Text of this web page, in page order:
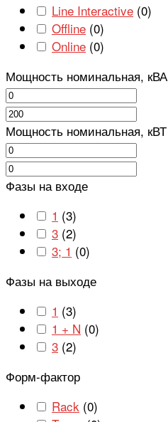
Line Interactive (0)
Offline (0)
Online (0)
Мощность номинальная, кВА
Мощность номинальная, кВТ
Фазы на входе
1 (3)
3 (2)
3; 1 (0)
Фазы на выходе
1 (3)
1 + N (0)
3 (2)
Форм-фактор
Rack (0)